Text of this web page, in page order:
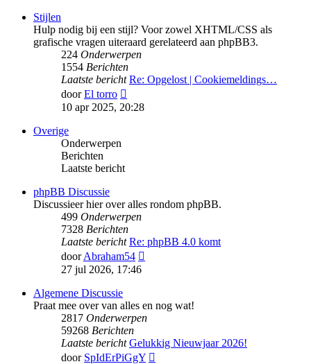
Stijlen
Hulp nodig bij een stijl? Voor zowel XHTML/CSS als
grafische vragen uiteraard gerelateerd aan phpBB3.
224 Onderwerpen
1554 Berichten
Laatste bericht Re: Opgelost | Cookiemeldings…
doorEl torro
laatste
10 apr 2025, 20:28
Overige
Onderwerpen
Berichten
Laatste bericht
phpBB Discussie
Discussieer hier over alles rondom phpBB.
499 Onderwerpen
7328 Berichten
Laatste bericht Re: phpBB 4.0 komt
doorAbraham54
27 jul 2026, 17:46
Algemene Discussie
Praat mee over van alles en nog wat!
2817 Onderwerpen
59268 Berichten
Laatste bericht Gelukkig Nieuwjaar 2026!
door SpIdErPiGgY